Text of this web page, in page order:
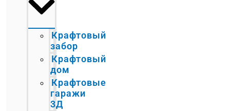
Крафтовый
забор
Крафтовый
дом
Крафтовые
гаражи
3Д